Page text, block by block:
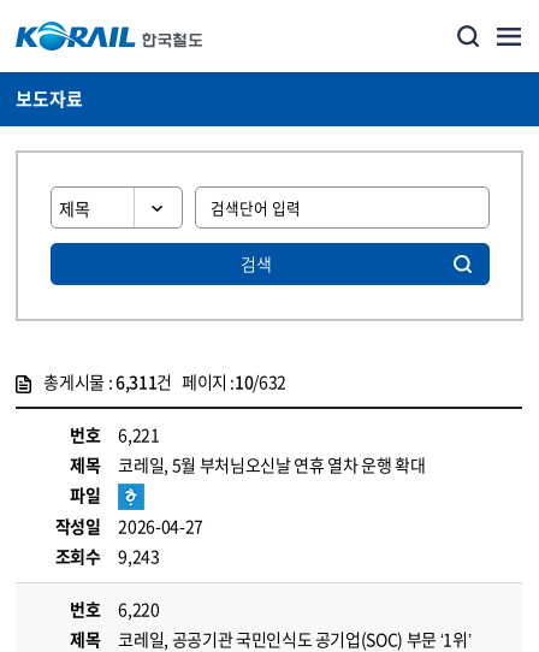
보도자료
검색
총게시물 :6,311건 페이지 :10/632
번호
6,221
제목
코레일, 5월 부처님오신날 연휴 열차 운행 확대
파일
작성일
2026-04-27
조회수
9,243
번호
6,220
제목
코레일, 공공기관 국민인식도 공기업(SOC) 부문 ‘1위’